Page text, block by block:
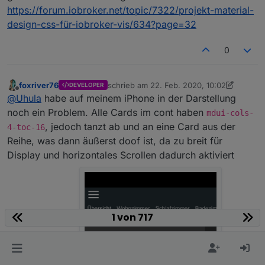
2"
0,"signals-vert-2" 0,
"signals-hide-edit-
2":false,"class":"mdui-card mdui-green-glow mdui-
center mdui-
"g_css_shadow_padding
{"left" : "calc(75% -
84px)" , "top":"80px", "width" "168px" "height"
x","z-index":"20","overflow-
x" : ""},"widgetSet":"basic" }]
onscreen-Tastatur), nicht das Verhalten im Server.
https://forum.iobroker.net/topic/7322/projekt-material-
design-css-für-iobroker-vis/634?page=32
0
Offline
foxriver76 DEVELOPER schrieb am 22. Feb. 2020, 10:02
zuletzt editiert von foxriver76
@Uhula habe auf meinem iPhone in der Darstellung
noch ein Problem. Alle Cards im cont haben mdui-cols-
4-toc-16, jedoch tanzt ab und an eine Card aus der
Reihe, was dann äußerst doof ist, da zu breit für
Display und horizontales Scrollen dadurch aktiviert
1 von 717